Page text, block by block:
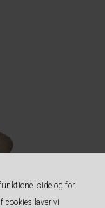
side og for
cookies laver vi